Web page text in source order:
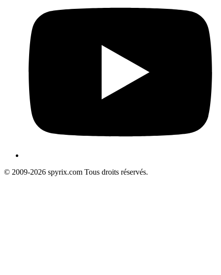
© 2009-2026 spyrix.com Tous droits réservés.